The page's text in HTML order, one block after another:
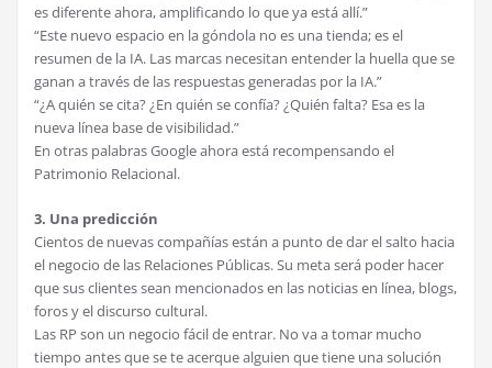
es diferente ahora, amplificando lo que ya está allí.”
“Este nuevo espacio en la góndola no es una tienda; es el
resumen de la IA. Las marcas necesitan entender la huella que se
ganan a través de las respuestas generadas por la IA.”
“¿A quién se cita? ¿En quién se confía? ¿Quién falta? Esa es la
nueva línea base de visibilidad.”
En otras palabras Google ahora está recompensando el
Patrimonio Relacional.
3. Una predicción
Cientos de nuevas compañías están a punto de dar el salto hacia
el negocio de las Relaciones Públicas. Su meta será poder hacer
que sus clientes sean mencionados en las noticias en línea, blogs,
foros y el discurso cultural.
Las RP son un negocio fácil de entrar. No va a tomar mucho
tiempo antes que se te acerque alguien que tiene una solución